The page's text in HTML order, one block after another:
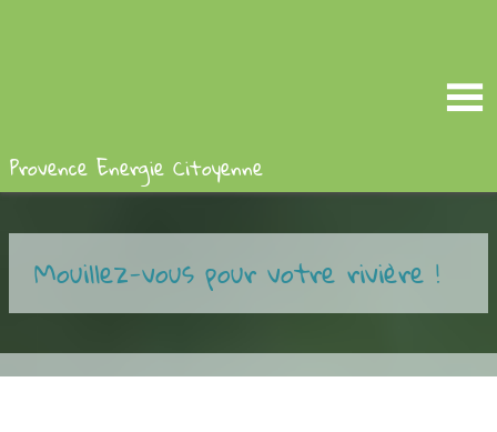
Provence Energie Citoyenne
Mouillez-vous pour votre rivière !